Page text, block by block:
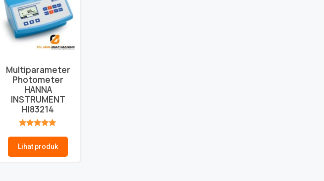
Multiparameter
Photometer
HANNA
INSTRUMENT
HI83214
Lihat produk